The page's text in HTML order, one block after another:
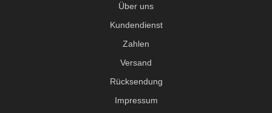
Über uns
Kundendienst
Zahlen
Versand
Rücksendung
Impressum